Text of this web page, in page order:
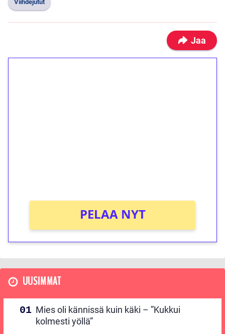
Viihdejutut
Jaa
PELAA NYT
UUSIMMAT
Mies oli kännissä kuin käki – ”Kukkui
kolmesti yöllä”